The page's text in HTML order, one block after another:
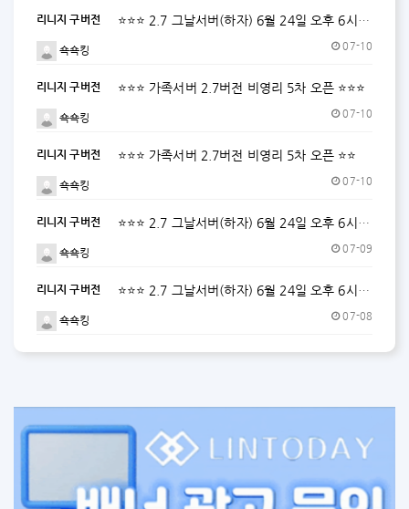
리니지 구버전 ⭐⭐⭐ 2.7 그날서버(하자) 6월 24일 오후 6시 OPEN ⭐⭐⭐
쇽쇽킹 07-10
리니지 구버전 ⭐⭐⭐ 가족서버 2.7버전 비영리 5차 오픈 ⭐⭐⭐
쇽쇽킹 07-10
리니지 구버전 ⭐⭐⭐ 가족서버 2.7버전 비영리 5차 오픈 ⭐⭐
쇽쇽킹 07-10
리니지 구버전 ⭐⭐⭐ 2.7 그날서버(하자) 6월 24일 오후 6시 OPEN ⭐⭐⭐
쇽쇽킹 07-09
리니지 구버전 ⭐⭐⭐ 2.7 그날서버(하자) 6월 24일 오후 6시 OPEN ⭐⭐⭐
쇽쇽킹 07-08